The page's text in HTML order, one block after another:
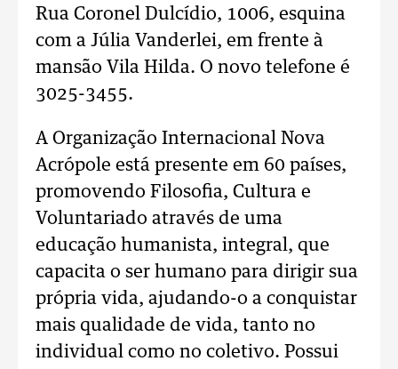
Rua Coronel Dulcídio, 1006, esquina
com a Júlia Vanderlei, em frente à
mansão Vila Hilda. O novo telefone é
3025-3455.
A Organização Internacional Nova
Acrópole está presente em 60 países,
promovendo Filosofia, Cultura e
Voluntariado através de uma
educação humanista, integral, que
capacita o ser humano para dirigir sua
própria vida, ajudando-o a conquistar
mais qualidade de vida, tanto no
individual como no coletivo. Possui